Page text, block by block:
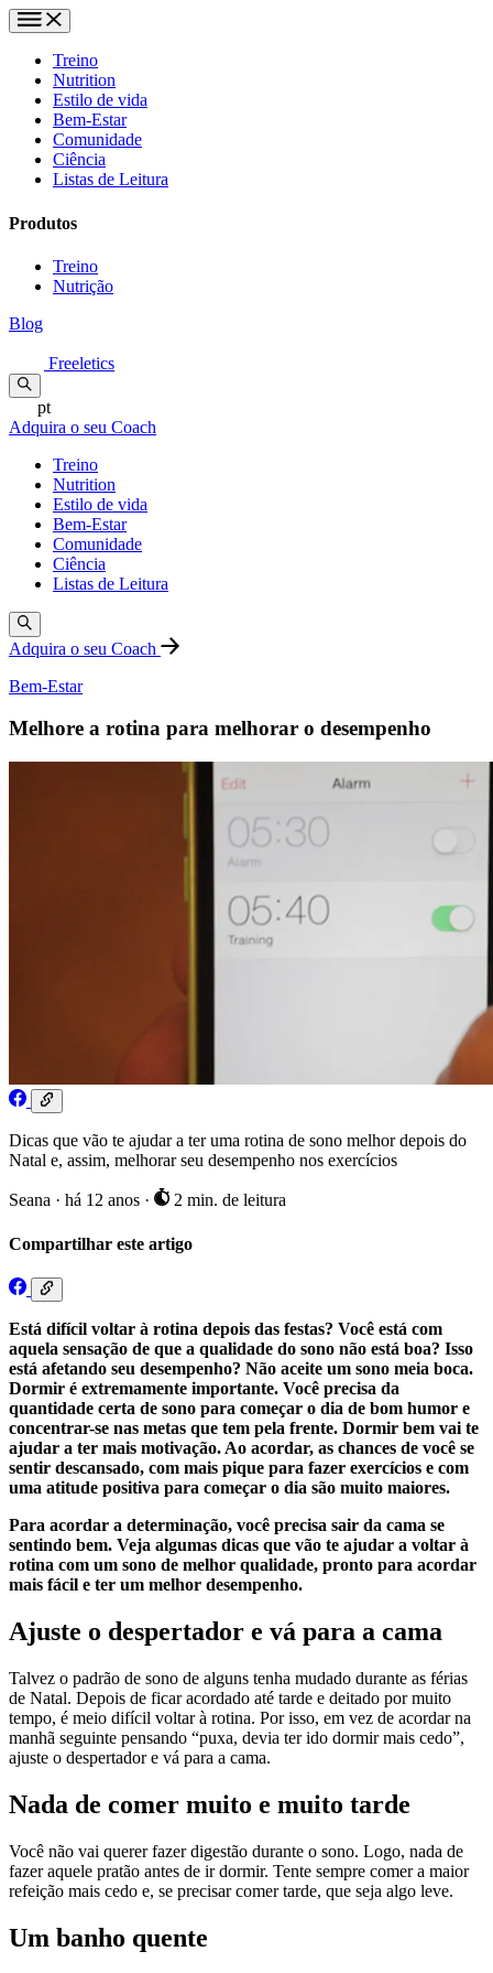
Treino
Nutrition
Estilo de vida
Bem-Estar
Comunidade
Ciência
Listas de Leitura
Produtos
Treino
Nutrição
Blog
Freeletics
pt
Adquira o seu Coach
Treino
Nutrition
Estilo de vida
Bem-Estar
Comunidade
Ciência
Listas de Leitura
Adquira o seu Coach
Bem-Estar
Melhore a rotina para melhorar o desempenho
Dicas que vão te ajudar a ter uma rotina de sono melhor depois do
Natal e, assim, melhorar seu desempenho nos exercícios
Seana · há 12 anos · 2 min. de leitura
Compartilhar este artigo
Está difícil voltar à rotina depois das festas? Você está com
aquela sensação de que a qualidade do sono não está boa? Isso
está afetando seu desempenho? Não aceite um sono meia boca.
Dormir é extremamente importante. Você precisa da
quantidade certa de sono para começar o dia de bom humor e
concentrar-se nas metas que tem pela frente. Dormir bem vai te
ajudar a ter mais motivação. Ao acordar, as chances de você se
sentir descansado, com mais pique para fazer exercícios e com
uma atitude positiva para começar o dia são muito maiores.
Para acordar a determinação, você precisa sair da cama se
sentindo bem. Veja algumas dicas que vão te ajudar a voltar à
rotina com um sono de melhor qualidade, pronto para acordar
mais fácil e ter um melhor desempenho.
Ajuste o despertador e vá para a cama
Talvez o padrão de sono de alguns tenha mudado durante as férias
de Natal. Depois de ficar acordado até tarde e deitado por muito
tempo, é meio difícil voltar à rotina. Por isso, em vez de acordar na
manhã seguinte pensando “puxa, devia ter ido dormir mais cedo”,
ajuste o despertador e vá para a cama.
Nada de comer muito e muito tarde
Você não vai querer fazer digestão durante o sono. Logo, nada de
fazer aquele pratão antes de ir dormir. Tente sempre comer a maior
refeição mais cedo e, se precisar comer tarde, que seja algo leve.
Um banho quente